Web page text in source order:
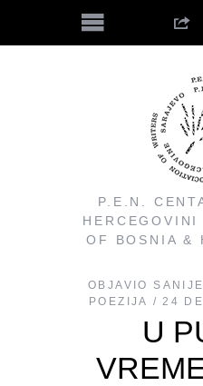
P.E.N.
OF BOSNIA &
OBJAVIO
POEZIJA
24
U